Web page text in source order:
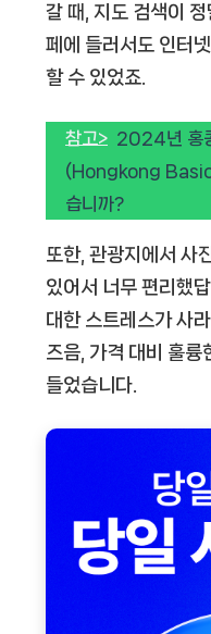
갈 때, 지도 검색이
페에 들러서도 인터
할 수 있었죠.
참고> 2024년 홍
(Hongkong
습니까?
또한, 관광지에서 사
있어서 너무 편리했
대한 스트레스가 사
즈음, 가격 대비 훌륭
들었습니다.